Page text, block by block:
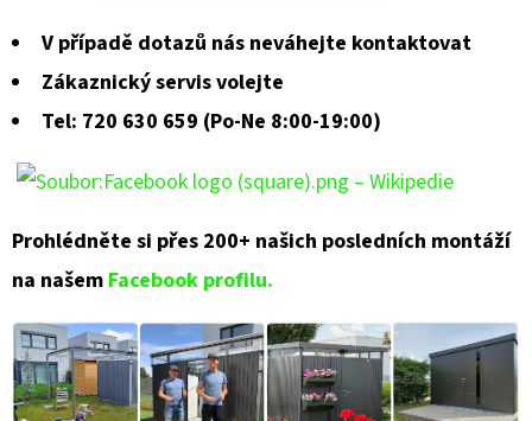
V případě dotazů nás neváhejte kontaktovat
Zákaznický servis volejte
Tel: 720 630 659 (Po-Ne 8:00-19:00)
Prohlédněte si přes 200+ našich posledních montáží
na našem Facebook profilu.